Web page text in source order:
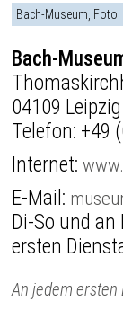
Bach-Museum,
Bach-
04109 Leipzig
Telefon: +49
Internet:
E-Mail:
Di-So und an
ersten
An jedem